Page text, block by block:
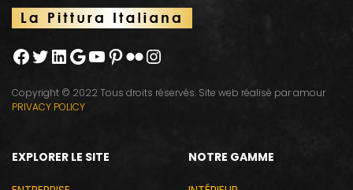
Copyright © 2022 Tous droits réservés. Site web réalisé par amour
PRIVACY POLICY
EXPLORER LE SITE NOTRE GAMME